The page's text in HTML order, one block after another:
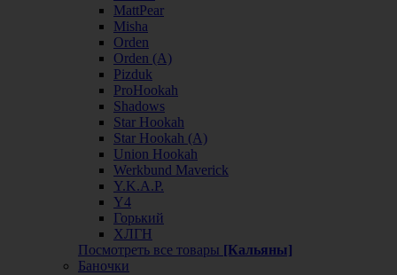
MattPear
Misha
Orden
Orden (А)
Pizduk
ProHookah
Shadows
Star Hookah
Star Hookah (А)
Union Hookah
Werkbund Maverick
Y.K.A.P.
Y4
Горький
ХЛГН
Посмотреть все товары [Кальяны]
Баночки